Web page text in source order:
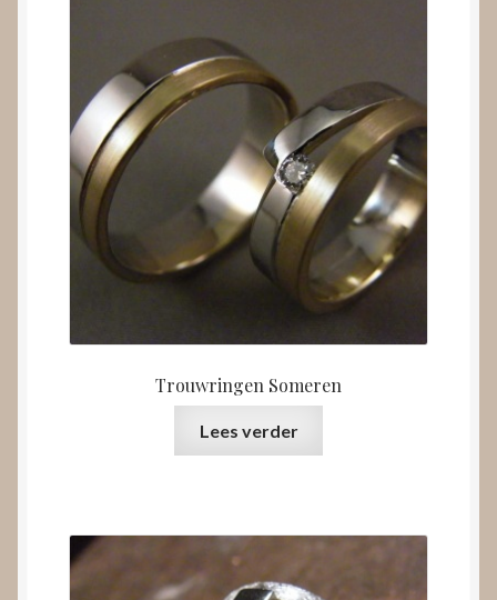
Trouwringen Someren
Lees verder